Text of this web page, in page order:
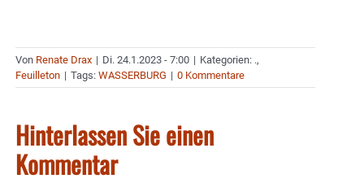
Von Renate Drax | Di. 24.1.2023 - 7:00 | Kategorien: .,
Feuilleton | Tags: WASSERBURG | 0 Kommentare
Hinterlassen Sie einen
Kommentar